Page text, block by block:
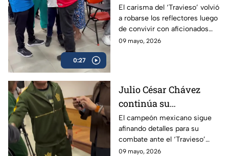
0:27
a su esperado combate
El carisma del ‘Travieso’ volvió
a robarse los reflectores luego
de convivir con aficionados
antes de subir al ring.
09 mayo, 2026
Julio César Chávez
continúa su
preparación para
enfrentar al ‘Travieso’
Arce
El campeón mexicano sigue
afinando detalles para su
combate ante el ‘Travieso’
Arce
09 mayo, 2026